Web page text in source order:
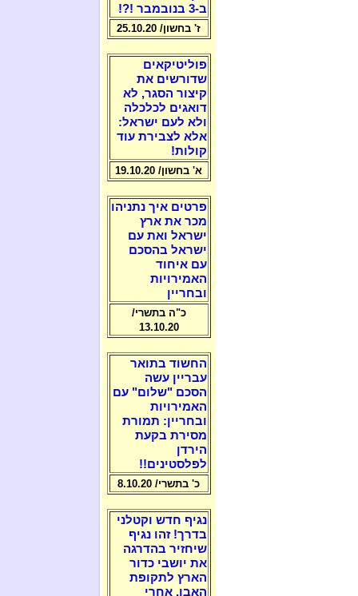
ב-3 בנובמבר !?!
ז' בחשון/ 25.10.20
פוליטיקאים
שדורשים את
קיצור הסגר, לא
דואגים לכלכלה
ולא לעם ישראל:
אלא לצבירת עוד
קולות!
א' בחשון/ 19.10.20
פרטים איך נתניהו
מכר את ארץ
ישראל ואת עם
ישראל בהסכם
עם איחוד
האמירויות
ובחריין
כ"ה בתשרי/
13.10.20
החשוד בתואר
עבריין עשה
הסכם "שלום" עם
האמירויות
ובחריין: תמורת
מסירת בקעת
הירדן
לפלסטינים!!
כ' בתשרי/ 8.10.20
נגיף חדש וקטלני
בדרך! זהו נגיף
שיחזיר בהדרגה
את יושבי כדור
הארץ לתקופת
האבן, אחרי